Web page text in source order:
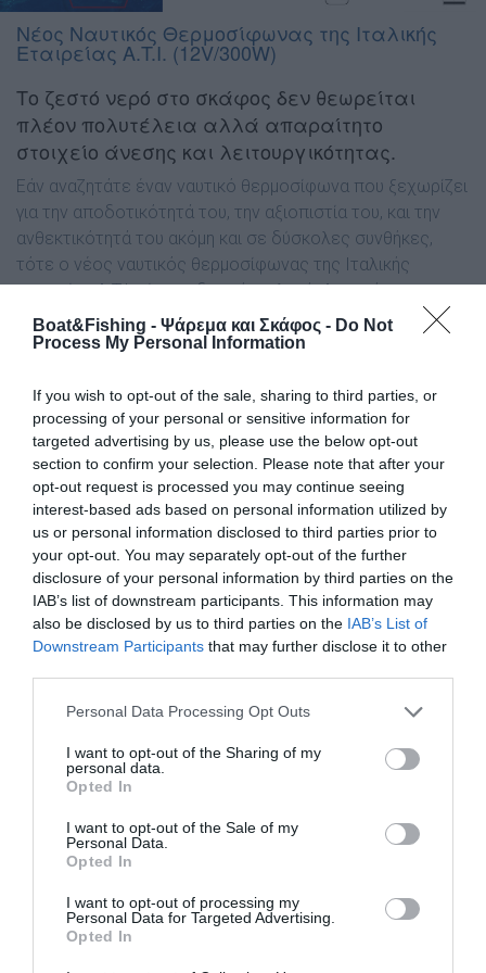
Boat&Fishing - Ψάρεμα και Σκάφος - Do Not
Process My Personal Information
If you wish to opt-out of the sale, sharing to third parties, or
processing of your personal or sensitive information for
targeted advertising by us, please use the below opt-out
section to confirm your selection. Please note that after your
opt-out request is processed you may continue seeing
interest-based ads based on personal information utilized by
us or personal information disclosed to third parties prior to
your opt-out. You may separately opt-out of the further
disclosure of your personal information by third parties on the
IAB’s list of downstream participants. This information may
also be disclosed by us to third parties on the IAB’s List of
Downstream Participants that may further disclose it to other
Personal Data Processing Opt Outs
I want to opt-out of the Sharing of my
personal data.
Opted In
I want to opt-out of the Sale of my
Personal Data.
Opted In
I want to opt-out of processing my
Personal Data for Targeted Advertising.
Opted In
Νέος Ναυτικός Θερμοσίφωνας της Ιταλικής
Εταιρείας A.T.I. (12V/300W)
Το ζεστό νερό στο σκάφος δεν θεωρείται
πλέον πολυτέλεια αλλά απαραίτητο
στοιχείο άνεσης και λειτουργικότητας.
Εάν αναζητάτε έναν ναυτικό θερμοσίφωνα που ξεχωρίζει
για την αποδοτικότητά του, την αξιοπιστία του, και την
ανθεκτικότητά του ακόμη και σε δύσκολες συνθήκες,
τότε ο νέος ναυτικός θερμοσίφωνας της Ιταλικής
εταιρείας A.T.I. είναι η ιδανική επιλογή. Αποκτήστε τον
αποκλειστικά από την EVAL!
το σκάφος σας και είναι ιδανικός για χρήση όλο το
χρόνο.
Παρακάτω παρουσιάζονται τα βασικά χαρακτηριστικά
του:
• Υλικά Υψηλής Ποιότητας:Κατασκευασμένος από υλικά
υψηλής ποιότητας που εγγυώνται μακρά διάρκεια ζωής
και μεγάλη ισχύ.
• Μακρά Διάρκεια Ζεστού Νερού:Η κλειστή μόνωση
πολυουρεθανικής κυψέλης εξασφαλίζει μεγάλη διάρκεια
ρυθμιζόμενο θερμοστάτη ασφαλείας, διακόπτη με
βαλβίδα για άδειασμα του νερού, και εκτονωτικό
πιέσεως.
• Ανθεκτική Κατασκευή:
κατασκευασμένο από προβαμμένο αλουμίνιο και το υλικό
της δεξαμενής από ανοξείδωτο ατσάλι, προσφέροντας
εξαιρετική αντοχή.
• Εύκολη Τοποθέτηση: Ο θερμοσίφωνας είναι
σχεδιασμένος με λεπτομέρεια για εύκολη τοποθέτηση,